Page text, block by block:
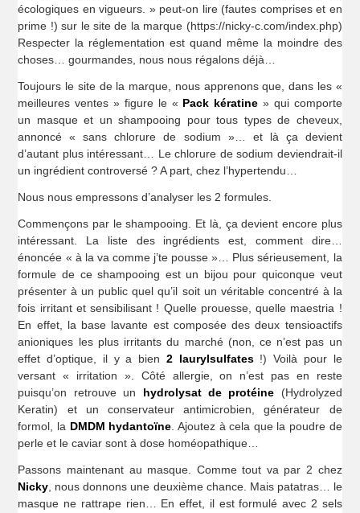
écologiques en vigueurs. » peut-on lire (fautes comprises et en
prime !) sur le site de la marque (https://nicky-c.com/index.php)
Respecter la réglementation est quand même la moindre des
choses… gourmandes, nous nous régalons déjà…
Toujours le site de la marque, nous apprenons que, dans les «
meilleures ventes » figure le « Pack kératine » qui comporte
un masque et un shampooing pour tous types de cheveux,
annoncé « sans chlorure de sodium »… et là ça devient
d’autant plus intéressant… Le chlorure de sodium deviendrait-il
un ingrédient controversé ? A part, chez l’hypertendu…
Nous nous empressons d’analyser les 2 formules.
Commençons par le shampooing. Et là, ça devient encore plus
intéressant. La liste des ingrédients est, comment dire…
énoncée « à la va comme j’te pousse »… Plus sérieusement, la
formule de ce shampooing est un bijou pour quiconque veut
présenter à un public quel qu’il soit un véritable concentré à la
fois irritant et sensibilisant ! Quelle prouesse, quelle maestria !
En effet, la base lavante est composée des deux tensioactifs
anioniques les plus irritants du marché (non, ce n’est pas un
effet d’optique, il y a bien 2 laurylsulfates!) Voilà pour le
versant « irritation ». Côté allergie, on n’est pas en reste
puisqu’on retrouve un hydrolysat de protéine (Hydrolyzed
Keratin) et un conservateur antimicrobien, générateur de
formol, la DMDM hydantoïne . Ajoutez à cela que la poudre de
perle et le caviar sont à dose homéopathique…
Passons maintenant au masque. Comme tout va par 2 chez
Nicky , nous donnons une deuxième chance. Mais patatras… le
masque ne rattrape rien… En effet, il est formulé avec 2 sels